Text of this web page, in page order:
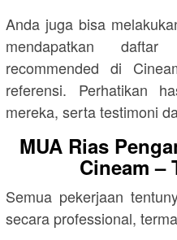
Anda juga bisa
mendapatkan
recommended di
referensi. Perhatikan
mereka, serta testimoni
MUA Rias
Cineam –
Semua pekerjaan
secara professional,